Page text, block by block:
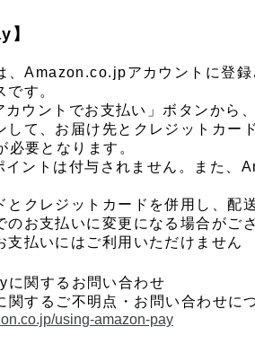
】
Amazon.co.jpアカウントに登録
す。
カウントでお支払い」ボタンか
して、お届け先とクレジットカ
必要となります。
イントは付与されません。また、
とクレジットカードを併用し、
のお支払いに変更になる場合がご
払いにはご利用いただけません
関するお問い合わせ
するご不明点・お問い合わせに
using-amazon-pay